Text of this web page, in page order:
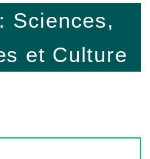
Sciences,
et Culture